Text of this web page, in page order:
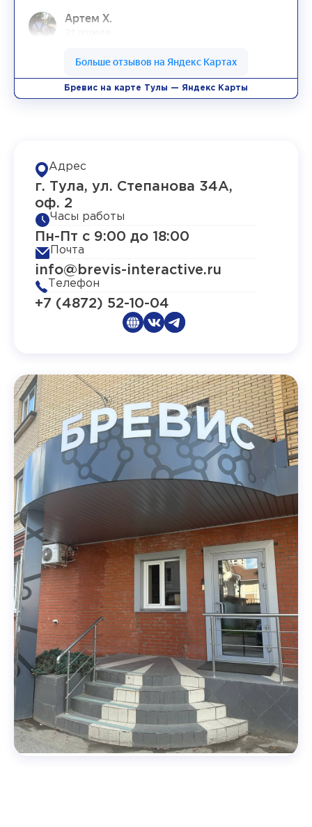
Бревис на карте Тулы — Яндекс Карты
Адрес
г. Тула, ул. Степанова 34А,
оф. 2
Часы работы
Пн-Пт с 9:00 до 18:00
Почта
info@brevis-interactive.ru
Телефон
+7 (4872) 52-10-04